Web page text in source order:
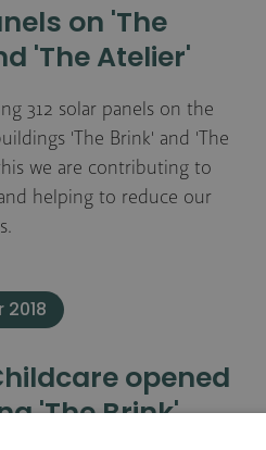
on 'The
'The Atelier'
312 solar panels on the
'The Brink' and 'The
we are contributing to
helping to reduce our
2018
opened
'The Brink'